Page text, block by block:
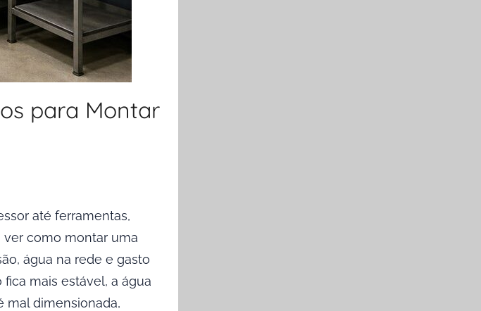
para Montar
até ferramentas,
ver como montar uma
água na rede e gasto
mais estável, a água
mal dimensionada,